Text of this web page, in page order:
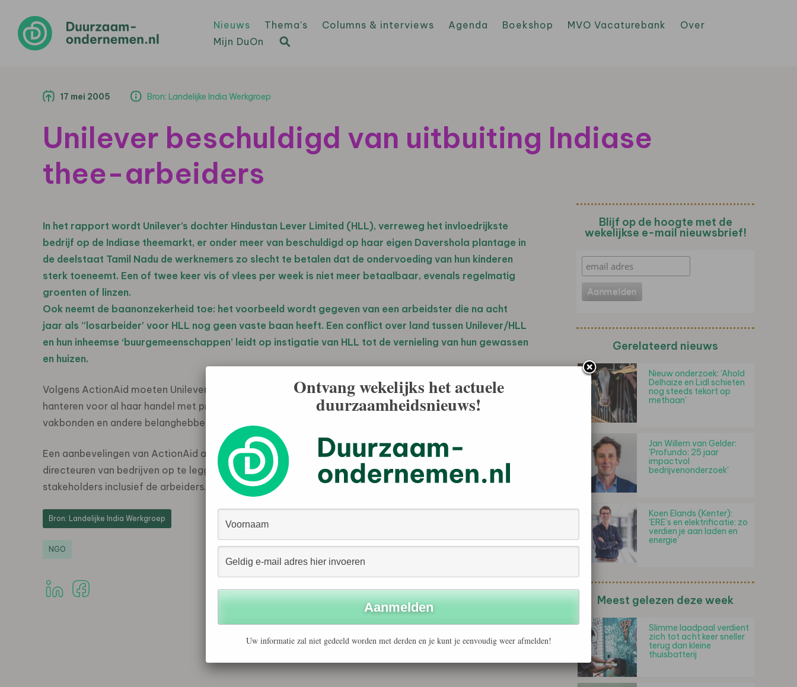
Nieuws Thema’s Columns & interviews Agenda Boekshop MVO Vacaturebank
Over
Mijn DuOn
17 mei 2005 Bron: Landelijke India Werkgroep
Unilever beschuldigd van uitbuiting Indiase
thee-arbeiders
In het rapport wordt Unilever’s dochter Hindustan Lever Limited (HLL), verreweg het invloedrijkste
bedrijf op de Indiase theemarkt, er onder meer van beschuldigd op haar eigen Davershola plantage in
de deelstaat Tamil Nadu de werknemers zo slecht te betalen dat de ondervoeding van hun kinderen
sterk toeneemt. Een of twee keer vis of vlees per week is niet meer betaalbaar, evenals regelmatig
groenten of linzen.
Ook neemt de baanonzekerheid toe: het voorbeeld wordt gegeven van een arbeidster die na acht
jaar als ”losarbeider’ voor HLL nog geen vaste baan heeft. Een conflict over land tussen Unilever/HLL
en hun inheemse ‘buurgemeenschappen’ leidt op instigatie van HLL tot de vernieling van hun gewassen
en huizen.
Volgens ActionAid moeten Unilever en haar dochter Hindustan Lever onder meer: fair trade principes
hanteren voor al haar handel met producenten on ontwikkelingslanden, een eerlijke prijs betalen en met
vakbonden en andere belanghebbenden onderhandelen over het stabileren van de prijs van thee.
Een aanbevelingen van ActionAid aan de Britse regering is om ”zorgplicht” (duty of care) aan alle
directeuren van bedrijven op te leggen die hen wettelijk verantwoordelijk maakt voor hun invloed op alle
stakeholders inclusief de arbeiders.
Bron: Landelijke India Werkgroep
NGO
Blijf op de hoogte met de
wekelijkse e-mail nieuwsbrief!
Gerelateerd nieuws
Nieuw onderzoek: 'Ahold
Delhaize en Lidl schieten
nog steeds tekort op
methaan'
Jan Willem van Gelder:
'Profundo: 25 jaar
impactvol
bedrijvenonderzoek'
Koen Elands (Kenter):
'ERE’s en elektrificatie: zo
verdien je aan laden en
energie'
Meest gelezen deze week
Slimme laadpaal verdient
zich tot acht keer sneller
terug dan kleine
thuisbatterij
Ontvang wekelijks het actuele
duurzaamheidsnieuws!
Uw informatie zal niet gedeeld worden met derden en je kunt je eenvoudig weer afmelden!